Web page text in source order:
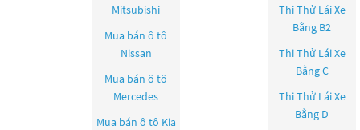
Mitsubishi
Mua bán ô tô
Nissan
Mua bán ô tô
Mercedes
Mua bán ô tô Kia
Thi Thử Lái Xe
Bằng B2
Thi Thử Lái Xe
Bằng C
Thi Thử Lái Xe
Bằng D